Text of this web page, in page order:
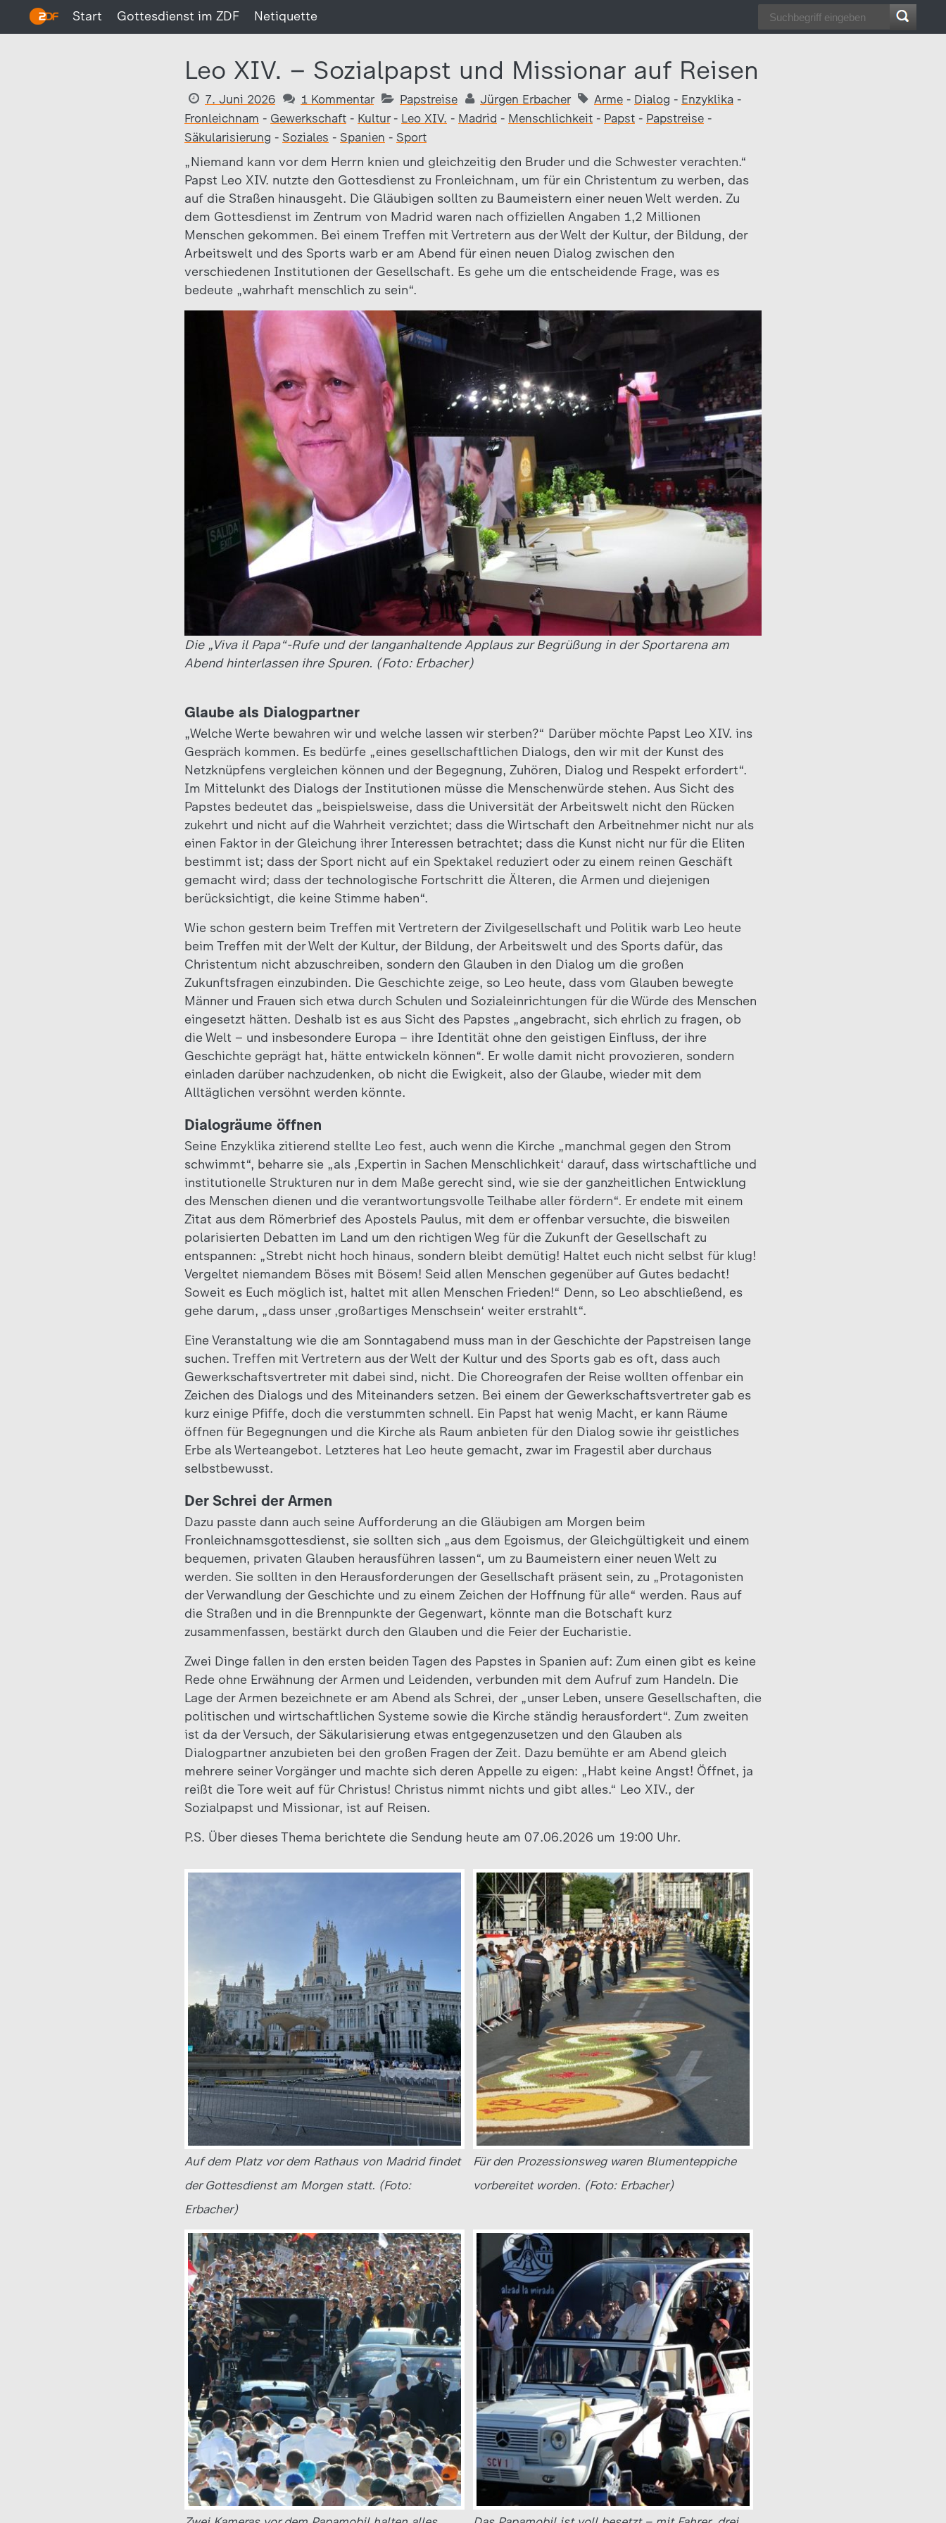
Start Gottesdienst im ZDF Netiquette
Leo XIV. – Sozialpapst und Missionar auf Reisen
7. Juni 2026 1 Kommentar Papstreise Jürgen Erbacher Arme - Dialog - Enzyklika -
Fronleichnam - Gewerkschaft - Kultur- Leo XIV. - Madrid - Menschlichkeit - Papst - Papstreise -
Säkularisierung - Soziales - Spanien - Sport
„Niemand kann vor dem Herrn knien und gleichzeitig den Bruder und die Schwester verachten.“
Papst Leo XIV. nutzte den Gottesdienst zu Fronleichnam, um für ein Christentum zu werben, das
auf die Straßen hinausgeht. Die Gläubigen sollten zu Baumeistern einer neuen Welt werden. Zu
dem Gottesdienst im Zentrum von Madrid waren nach offiziellen Angaben 1,2 Millionen
Menschen gekommen. Bei einem Treffen mit Vertretern aus der Welt der Kultur, der Bildung, der
Arbeitswelt und des Sports warb er am Abend für einen neuen Dialog zwischen den
verschiedenen Institutionen der Gesellschaft. Es gehe um die entscheidende Frage, was es
bedeute „wahrhaft menschlich zu sein“.
Die „Viva il Papa“-Rufe und der langanhaltende Applaus zur Begrüßung in der Sportarena am
Abend hinterlassen ihre Spuren. (Foto: Erbacher)
Glaube als Dialogpartner
„Welche Werte bewahren wir und welche lassen wir sterben?“ Darüber möchte Papst Leo XIV. ins
Gespräch kommen. Es bedürfe „eines gesellschaftlichen Dialogs, den wir mit der Kunst des
Netzknüpfens vergleichen können und der Begegnung, Zuhören, Dialog und Respekt erfordert“.
Im Mittelunkt des Dialogs der Institutionen müsse die Menschenwürde stehen. Aus Sicht des
Papstes bedeutet das „beispielsweise, dass die Universität der Arbeitswelt nicht den Rücken
zukehrt und nicht auf die Wahrheit verzichtet; dass die Wirtschaft den Arbeitnehmer nicht nur als
einen Faktor in der Gleichung ihrer Interessen betrachtet; dass die Kunst nicht nur für die Eliten
bestimmt ist; dass der Sport nicht auf ein Spektakel reduziert oder zu einem reinen Geschäft
gemacht wird; dass der technologische Fortschritt die Älteren, die Armen und diejenigen
berücksichtigt, die keine Stimme haben“.
Wie schon gestern beim Treffen mit Vertretern der Zivilgesellschaft und Politik warb Leo heute
beim Treffen mit der Welt der Kultur, der Bildung, der Arbeitswelt und des Sports dafür, das
Christentum nicht abzuschreiben, sondern den Glauben in den Dialog um die großen
Zukunftsfragen einzubinden. Die Geschichte zeige, so Leo heute, dass vom Glauben bewegte
Männer und Frauen sich etwa durch Schulen und Sozialeinrichtungen für die Würde des Menschen
eingesetzt hätten. Deshalb ist es aus Sicht des Papstes „angebracht, sich ehrlich zu fragen, ob
die Welt – und insbesondere Europa – ihre Identität ohne den geistigen Einfluss, der ihre
Geschichte geprägt hat, hätte entwickeln können“. Er wolle damit nicht provozieren, sondern
einladen darüber nachzudenken, ob nicht die Ewigkeit, also der Glaube, wieder mit dem
Alltäglichen versöhnt werden könnte.
Dialogräume öffnen
Seine Enzyklika zitierend stellte Leo fest, auch wenn die Kirche „manchmal gegen den Strom
schwimmt“, beharre sie „als ‚Expertin in Sachen Menschlichkeit‘ darauf, dass wirtschaftliche und
institutionelle Strukturen nur in dem Maße gerecht sind, wie sie der ganzheitlichen Entwicklung
des Menschen dienen und die verantwortungsvolle Teilhabe aller fördern“. Er endete mit einem
Zitat aus dem Römerbrief des Apostels Paulus, mit dem er offenbar versuchte, die bisweilen
polarisierten Debatten im Land um den richtigen Weg für die Zukunft der Gesellschaft zu
entspannen: „Strebt nicht hoch hinaus, sondern bleibt demütig! Haltet euch nicht selbst für klug!
Vergeltet niemandem Böses mit Bösem! Seid allen Menschen gegenüber auf Gutes bedacht!
Soweit es Euch möglich ist, haltet mit allen Menschen Frieden!“ Denn, so Leo abschließend, es
gehe darum, „dass unser ‚großartiges Menschsein‘ weiter erstrahlt“.
Eine Veranstaltung wie die am Sonntagabend muss man in der Geschichte der Papstreisen lange
suchen. Treffen mit Vertretern aus der Welt der Kultur und des Sports gab es oft, dass auch
Gewerkschaftsvertreter mit dabei sind, nicht. Die Choreografen der Reise wollten offenbar ein
Zeichen des Dialogs und des Miteinanders setzen. Bei einem der Gewerkschaftsvertreter gab es
kurz einige Pfiffe, doch die verstummten schnell. Ein Papst hat wenig Macht, er kann Räume
öffnen für Begegnungen und die Kirche als Raum anbieten für den Dialog sowie ihr geistliches
Erbe als Werteangebot. Letzteres hat Leo heute gemacht, zwar im Fragestil aber durchaus
selbstbewusst.
Der Schrei der Armen
Dazu passte dann auch seine Aufforderung an die Gläubigen am Morgen beim
Fronleichnamsgottesdienst, sie sollten sich „aus dem Egoismus, der Gleichgültigkeit und einem
bequemen, privaten Glauben herausführen lassen“, um zu Baumeistern einer neuen Welt zu
werden. Sie sollten in den Herausforderungen der Gesellschaft präsent sein, zu „Protagonisten
der Verwandlung der Geschichte und zu einem Zeichen der Hoffnung für alle“ werden. Raus auf
die Straßen und in die Brennpunkte der Gegenwart, könnte man die Botschaft kurz
zusammenfassen, bestärkt durch den Glauben und die Feier der Eucharistie.
Zwei Dinge fallen in den ersten beiden Tagen des Papstes in Spanien auf: Zum einen gibt es keine
Rede ohne Erwähnung der Armen und Leidenden, verbunden mit dem Aufruf zum Handeln. Die
Lage der Armen bezeichnete er am Abend als Schrei, der „unser Leben, unsere Gesellschaften, die
politischen und wirtschaftlichen Systeme sowie die Kirche ständig herausfordert“. Zum zweiten
ist da der Versuch, der Säkularisierung etwas entgegenzusetzen und den Glauben als
Dialogpartner anzubieten bei den großen Fragen der Zeit. Dazu bemühte er am Abend gleich
mehrere seiner Vorgänger und machte sich deren Appelle zu eigen: „Habt keine Angst! Öffnet, ja
reißt die Tore weit auf für Christus! Christus nimmt nichts und gibt alles.“ Leo XIV., der
Sozialpapst und Missionar, ist auf Reisen.
P.S. Über dieses Thema berichtete die Sendung heute am 07.06.2026 um 19:00 Uhr.
Auf dem Platz vor dem Rathaus von Madrid findet
der Gottesdienst am Morgen statt. (Foto:
Erbacher)
Für den Prozessionsweg waren Blumenteppiche
vorbereitet worden. (Foto: Erbacher)